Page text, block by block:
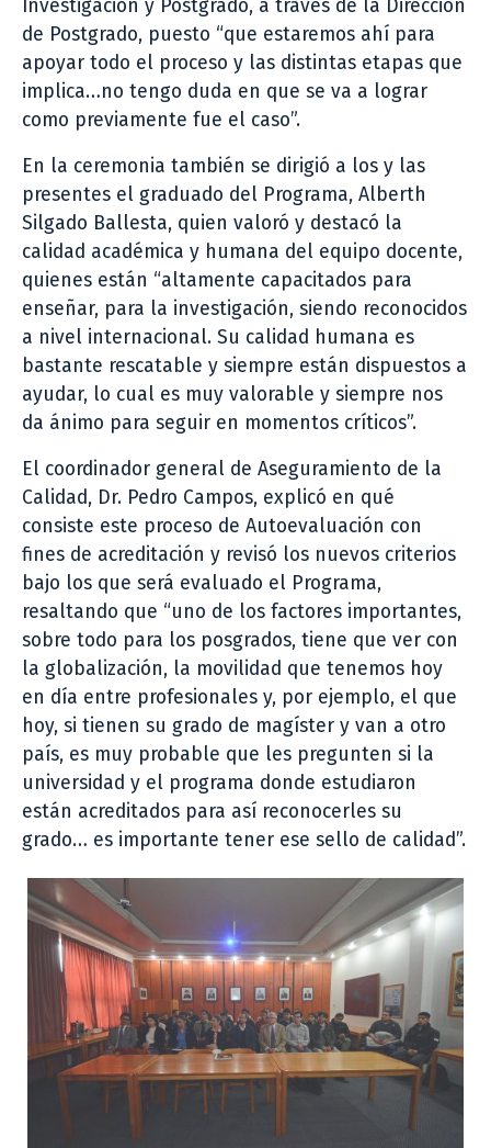
Investigación y Postgrado, a través de la Dirección
de Postgrado, puesto “que estaremos ahí para
apoyar todo el proceso y las distintas etapas que
implica…no tengo duda en que se va a lograr
como previamente fue el caso”.
En la ceremonia también se dirigió a los y las
presentes el graduado del Programa, Alberth
Silgado Ballesta, quien valoró y destacó la
calidad académica y humana del equipo docente,
quienes están “altamente capacitados para
enseñar, para la investigación, siendo reconocidos
a nivel internacional. Su calidad humana es
bastante rescatable y siempre están dispuestos a
ayudar, lo cual es muy valorable y siempre nos
da ánimo para seguir en momentos críticos”.
El coordinador general de Aseguramiento de la
Calidad, Dr. Pedro Campos, explicó en qué
consiste este proceso de Autoevaluación con
fines de acreditación y revisó los nuevos criterios
bajo los que será evaluado el Programa,
resaltando que “uno de los factores importantes,
sobre todo para los posgrados, tiene que ver con
la globalización, la movilidad que tenemos hoy
en día entre profesionales y, por ejemplo, el que
hoy, si tienen su grado de magíster y van a otro
país, es muy probable que les pregunten si la
universidad y el programa donde estudiaron
están acreditados para así reconocerles su
grado… es importante tener ese sello de calidad”.